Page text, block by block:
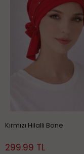
Kırmızı Hilalli Bone
299.99 TL